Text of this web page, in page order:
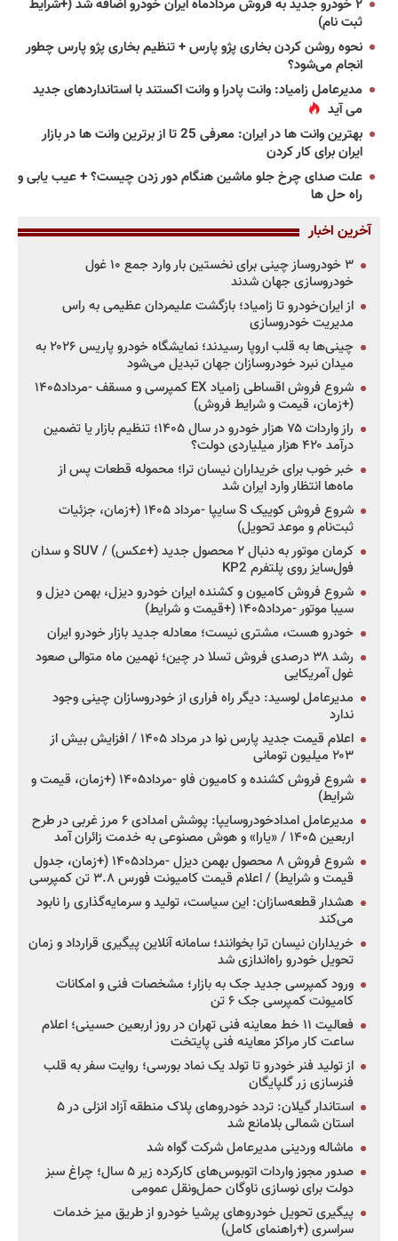
۲ خودرو جدید به فروش مردادماه ایران خودرو اضافه شد (+شرایط
ثبت نام)
نحوه روشن کردن بخاری پژو پارس + تنظیم بخاری پژو پارس چطور
انجام می‌شود؟
مدیرعامل زامیاد: وانت پادرا و وانت اکستند با استانداردهای جدید
می آید
بهترین وانت ها در ایران: معرفی 25 تا از برترین وانت ها در بازار
ایران برای کار کردن
علت صدای چرخ جلو ماشین هنگام دور زدن چیست؟ + عیب یابی و
راه حل ها
آخرین اخبار
۳ خودروساز چینی برای نخستین بار وارد جمع ۱۰ غول
خودروسازی جهان شدند
از ایران‌خودرو تا زامیاد؛ بازگشت علیمردان عظیمی به راس
مدیریت خودروسازی
چینی‌ها به قلب اروپا رسیدند؛ نمایشگاه خودرو پاریس ۲۰۲۶ به
میدان نبرد خودروسازان جهان تبدیل می‌شود
شروع فروش اقساطی زامیاد EX کمپرسی و مسقف -مرداد۱۴۰۵
(+زمان، قیمت و شرایط فروش)
راز واردات ۷۵ هزار خودرو در سال ۱۴۰۵؛ تنظیم بازار یا تضمین
درآمد ۴۲۰ هزار میلیاردی دولت؟
خبر خوب برای خریداران نیسان ترا؛ محموله قطعات پس از
ماه‌ها انتظار وارد ایران شد
شروع فروش کوییک S سایپا -مرداد ۱۴۰۵ (+زمان، جزئیات
ثبت‌نام و موعد تحویل)
کرمان موتور به دنبال ۲ محصول جدید (+عکس) / SUV و سدان
فول‌سایز روی پلتفرم KP2
شروع فروش کامیون و کشنده ایران خودرو دیزل، بهمن دیزل و
سیبا موتور -مرداد۱۴۰۵ (+قیمت و شرایط)
خودرو هست، مشتری نیست؛ معادله جدید بازار خودرو ایران
رشد ۳۸ درصدی فروش تسلا در چین؛ نهمین ماه متوالی صعود
غول آمریکایی
مدیرعامل لوسید: دیگر راه فراری از خودروسازان چینی وجود
ندارد
اعلام قیمت جدید پارس نوا در مرداد ۱۴۰۵ / افزایش بیش از
۲۰۳ میلیون تومانی
شروع فروش کشنده و کامیون فاو -مرداد۱۴۰۵ (+زمان، قیمت و
شرایط)
مدیرعامل امدادخودروسایپا: پوشش امدادی ۶ مرز غربی در طرح
اربعین ۱۴۰۵ / «یارا» و هوش مصنوعی به خدمت زائران آمد
شروع فروش ۸ محصول بهمن دیزل -مرداد۱۴۰۵ (+زمان، جدول
قیمت و شرایط) / اعلام قیمت کامیونت فورس ۳.۸ تن کمپرسی
هشدار قطعه‌سازان: این سیاست، تولید و سرمایه‌گذاری را نابود
می‌کند
خریداران نیسان ترا بخوانند؛ سامانه آنلاین پیگیری قرارداد و زمان
تحویل خودرو راه‌اندازی شد
ورود کمپرسی جدید جک به بازار؛ مشخصات فنی و امکانات
کامیونت کمپرسی جک ۶ تن
فعالیت ۱۱ خط معاینه فنی تهران در روز اربعین حسینی؛ اعلام
ساعت کار مراکز معاینه فنی پایتخت
از تولید فنر خودرو تا تولد یک نماد بورسی؛ روایت سفر به قلب
فنرسازی زر گلپایگان
استاندار گیلان: تردد خودروهای پلاک منطقه آزاد انزلی در ۵
استان شمالی بلامانع شد
ماشاله وردینی مدیرعامل شرکت گواه شد
صدور مجوز واردات اتوبوس‌های کارکرده زیر ۵ سال؛ چراغ سبز
دولت برای نوسازی ناوگان حمل‌ونقل عمومی
پیگیری تحویل خودروهای پرشیا خودرو از طریق میز خدمات
سراسری (+راهنمای کامل)